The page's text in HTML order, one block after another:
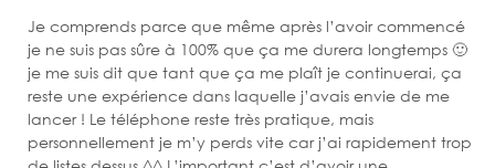
Je comprends parce que même après l’avoir commencé
je ne suis pas sûre à 100% que ça me durera longtemps 🙂
je me suis dit que tant que ça me plaît je continuerai, ça
reste une expérience dans laquelle j’avais envie de me
lancer ! Le téléphone reste très pratique, mais
personnellement je m’y perds vite car j’ai rapidement trop